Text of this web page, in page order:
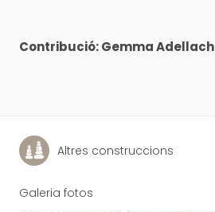
Contribució: Gemma Adellach
Altres construccions
Galeria fotos